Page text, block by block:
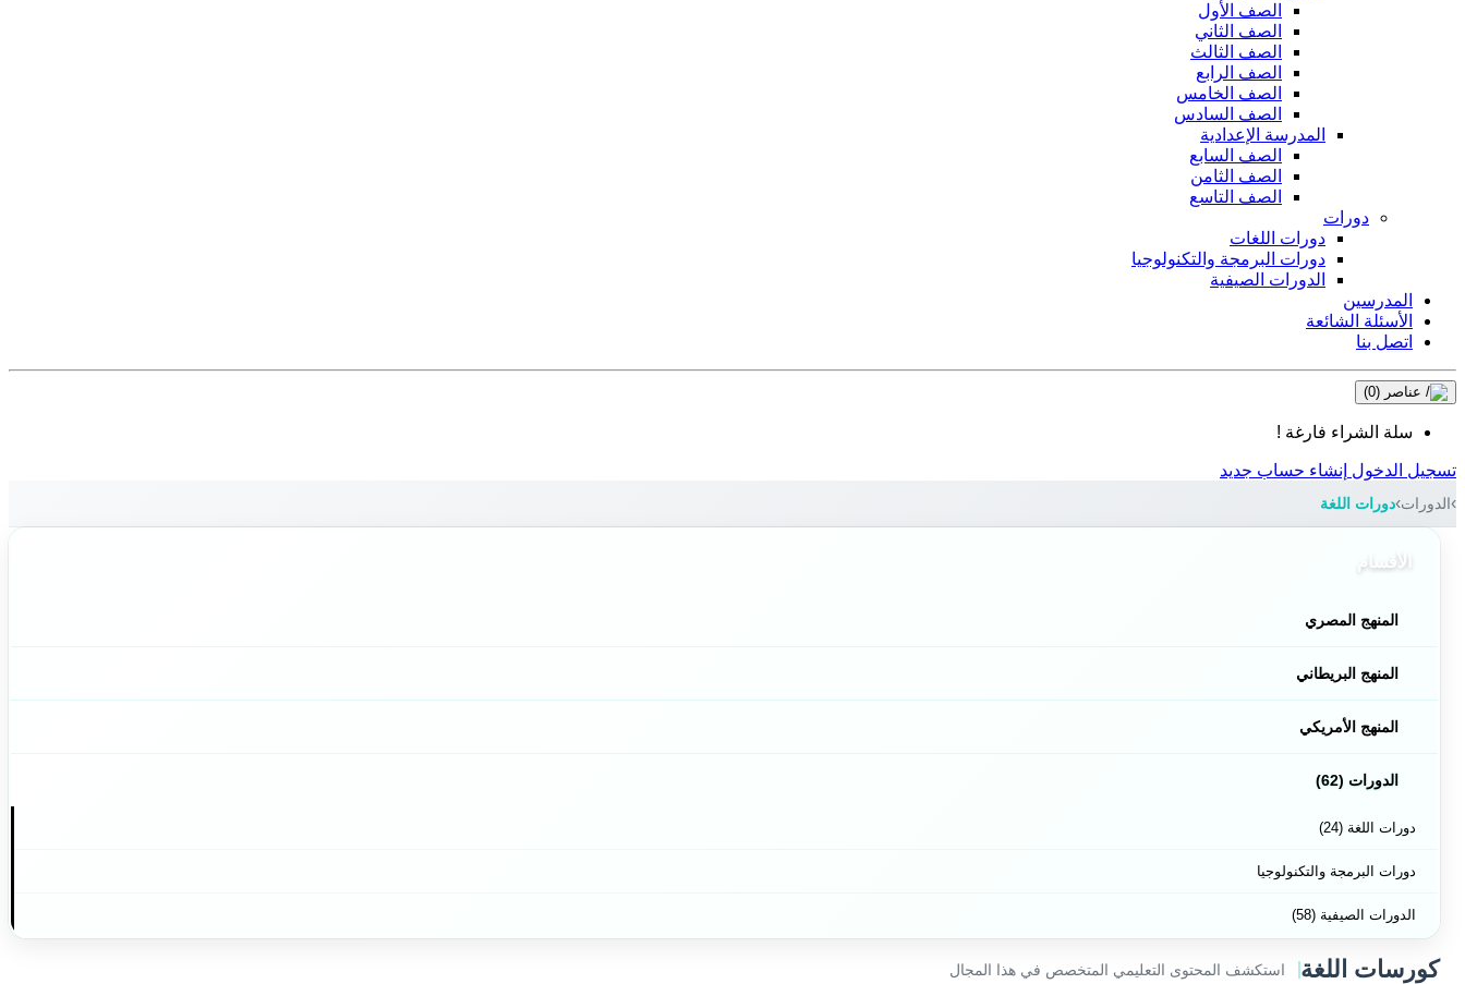
الصف الأول
الصف الثاني
الصف الثالث
الصف الرابع
الصف الخامس
الصف السادس
المدرسة الإعدادية
الصف السابع
الصف الثامن
الصف التاسع
دورات
دورات اللغات
دورات البرمجة والتكنولوجيا
الدورات الصيفية
المدرسين
الأسئلة الشائعة
اتصل بنا
عناصر (0)
سلة الشراء فارغة !
تسجيل الدخول إنشاء حساب جديد
الدورات دورات اللغة
الأقسام
المنهج المصري
المنهج البريطاني
المنهج الأمريكي
الدورات (62)
دورات اللغة (24)
دورات البرمجة والتكنولوجيا
الدورات الصيفية (58)
كورسات اللغة استكشف المحتوى التعليمي المتخصص في هذا المجال